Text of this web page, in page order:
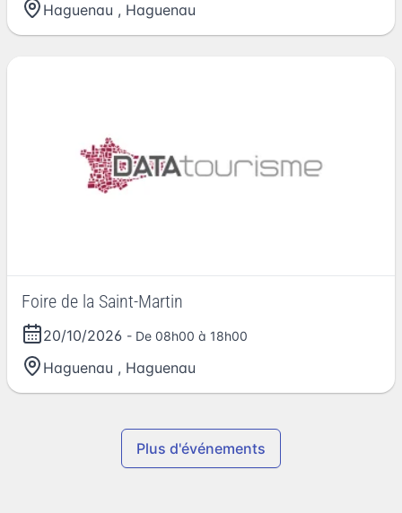
Haguenau , Haguenau
Foire de la Saint-Martin
20/10/2026 - De 08h00 à 18h00
Haguenau , Haguenau
Plus d'événements